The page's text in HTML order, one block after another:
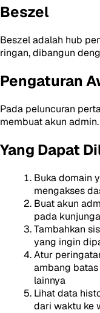
Beszel
Beszel adalah hub
ringan, dibangun
Pengaturan
Pada peluncuran
membuat akun
Yang Dapat
Buka domain
mengakses
Buat akun
pada
Tambahkan
yang ingin
Atur
ambang
lainnya
Lihat data
dari waktu ke